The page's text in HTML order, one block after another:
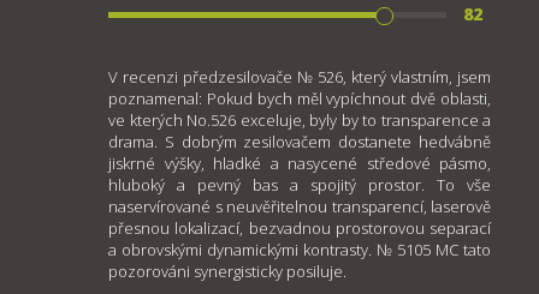
82
V recenzi předzesilovače № 526, který vlastním, jsem
poznamenal: Pokud bych měl vypíchnout dvě oblasti,
ve kterých No.526 exceluje, byly by to transparence a
drama. S dobrým zesilovačem dostanete hedvábně
jiskrné výšky, hladké a nasycené středové pásmo,
hluboký a pevný bas a spojitý prostor. To vše
naservírované s neuvěřitelnou transparencí, laserově
přesnou lokalizací, bezvadnou prostorovou separací
a obrovskými dynamickými kontrasty. № 5105 MC tato
pozorováni synergisticky posiluje.